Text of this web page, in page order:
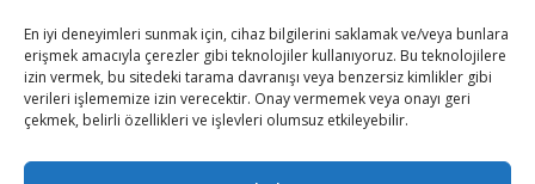
En iyi deneyimleri sunmak için, cihaz bilgilerini saklamak ve/veya bunlara
erişmek amacıyla çerezler gibi teknolojiler kullanıyoruz. Bu teknolojilere
izin vermek, bu sitedeki tarama davranışı veya benzersiz kimlikler gibi
verileri işlememize izin verecektir. Onay vermemek veya onayı geri
çekmek, belirli özellikleri ve işlevleri olumsuz etkileyebilir.
Savunma Sanayii
Hava Platformları
Kara Platformları
Deniz Platformları
İnsansız Sistemler
Kategoriler
Siber Güvenlik
Teknoloji
Röportajlar
Politika
SavunmaTR
Hakkımızda
Kariyer
Gizlilik Politikası
Künye